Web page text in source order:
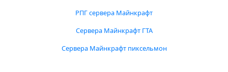
РПГ сервера Майнкрафт
Сервера Майнкрафт ГТА
Сервера Майнкрафт пиксельмон